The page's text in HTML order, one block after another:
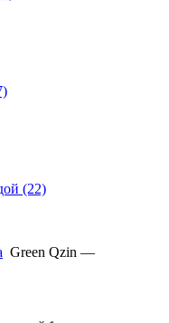
(22)
Green Qzin —